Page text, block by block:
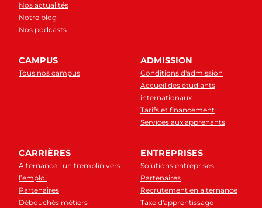
Nos actualités
Notre blog
Nos podcasts
CAMPUS
Tous nos campus
ADMISSION
Conditions d'admission
Accueil des étudiants
internationaux
Tarifs et financement
Services aux apprenants
CARRIÈRES
Alternance : un tremplin vers
l’emploi
Partenaires
Débouchés métiers
ENTREPRISES
Solutions entreprises
Partenaires
Recrutement en alternance
Taxe d'apprentissage